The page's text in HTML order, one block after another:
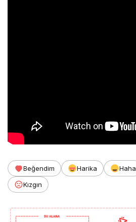
Beğendim Harika Haha
Kızgın